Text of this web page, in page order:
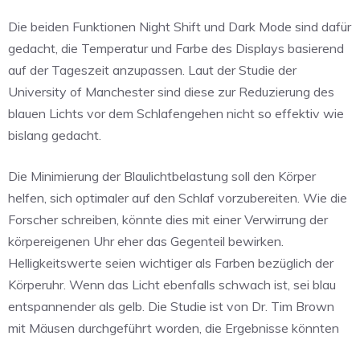
Die beiden Funktionen Night Shift und Dark Mode sind dafür
gedacht, die Temperatur und Farbe des Displays basierend
auf der Tageszeit anzupassen. Laut der Studie der
University of Manchester sind diese zur Reduzierung des
blauen Lichts vor dem Schlafengehen nicht so effektiv wie
bislang gedacht.
Die Minimierung der Blaulichtbelastung soll den Körper
helfen, sich optimaler auf den Schlaf vorzubereiten. Wie die
Forscher schreiben, könnte dies mit einer Verwirrung der
körpereigenen Uhr eher das Gegenteil bewirken.
Helligkeitswerte seien wichtiger als Farben bezüglich der
Körperuhr. Wenn das Licht ebenfalls schwach ist, sei blau
entspannender als gelb. Die Studie ist von Dr. Tim Brown
mit Mäusen durchgeführt worden, die Ergebnisse könnten